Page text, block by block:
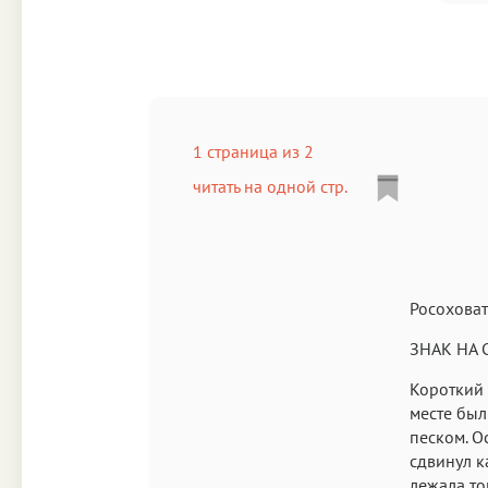
1 страница из 2
читать на одной стр.
ЗНАК НА
Короткий
месте
песком.
сдвинул